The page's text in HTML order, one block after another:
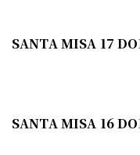
SANTA MISA 17
SANTA MISA 16